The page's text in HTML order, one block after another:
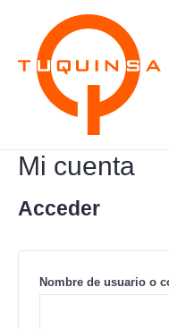
contenido
Mi cuenta
Acceder
Nombre de usuario o